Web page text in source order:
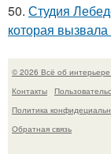
50. Студия
которая
© 2026 Всё об
Контакты
Политика
Обратная связь